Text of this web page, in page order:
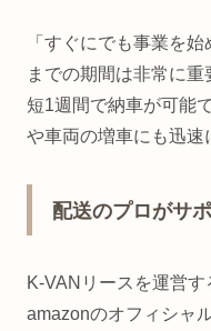
「すぐにでも事業を
までの期間は非常に
短1週間で納車が可能
や車両の増車にも迅速
配送のプロがサ
K-VANリースを運営す
amazonのオフィシャ